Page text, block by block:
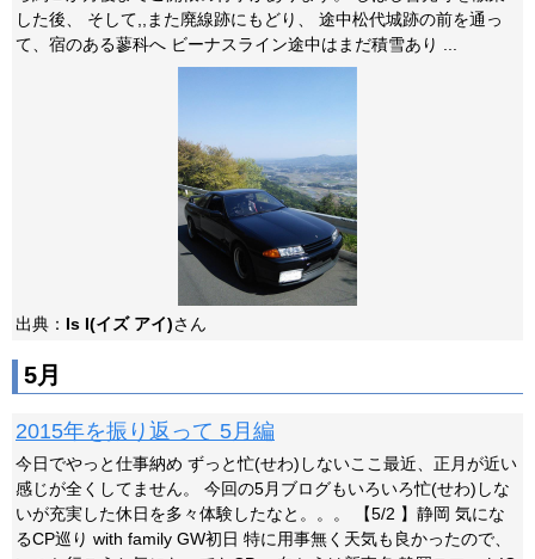
した後、 そして,,また廃線跡にもどり、 途中松代城跡の前を通っ
て、宿のある蓼科へ ビーナスライン途中はまだ積雪あり ...
出典： Is I(イズ アイ)さん
5月
2015年を振り返って 5月編
今日でやっと仕事納め ずっと忙(せわ)しないここ最近、正月が近い
感じが全くしてません。 今回の5月ブログもいろいろ忙(せわ)しな
いが充実した休日を多々体験したなと。。。 【5/2 】静岡 気にな
るCP巡り with family GW初日 特に用事無く天気も良かったので、